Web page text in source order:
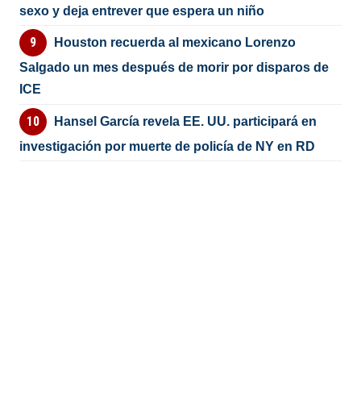
sexo y deja entrever que espera un niño
Houston recuerda al mexicano Lorenzo
Salgado un mes después de morir por disparos de
ICE
Hansel García revela EE. UU. participará en
investigación por muerte de policía de NY en RD